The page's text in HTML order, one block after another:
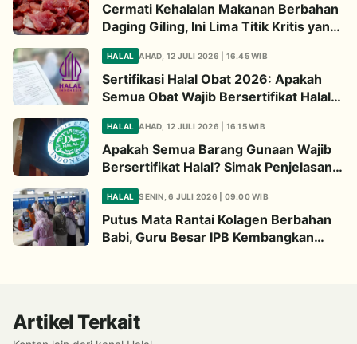
Cermati Kehalalan Makanan Berbahan
Daging Giling, Ini Lima Titik Kritis yang
Wajib Diperhatikan
HALAL AHAD, 12 JULI 2026 | 16.45 WIB
Sertifikasi Halal Obat 2026: Apakah
Semua Obat Wajib Bersertifikat Halal?
Begini Penjelasannya
HALAL AHAD, 12 JULI 2026 | 16.15 WIB
Apakah Semua Barang Gunaan Wajib
Bersertifikat Halal? Simak Penjelasan
Ini
HALAL SENIN, 6 JULI 2026 | 09.00 WIB
Putus Mata Rantai Kolagen Berbahan
Babi, Guru Besar IPB Kembangkan
Artikel Terkait